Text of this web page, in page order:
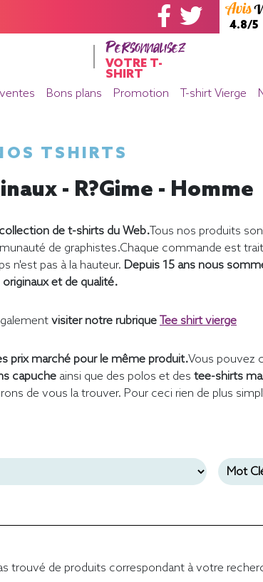
4.8/5
Personnalisez
VOTRE T-
SHIRT
Bons plans Promotion T-shirt Vierge
TSHIRTS
- R?gime - Homme
de t-shirts du Web.Tous nos produits
de graphistes.Chaque commande est
n'est pas à la hauteur. Depuis 15 ans nous
originaux et de qualité.
visiter notre rubrique Tee shirt vierge
prix marché pour le même produit.Vous pouvez
capuche ainsi que des polos et des tee-shirts
de vous la trouver. Pour ceci rien de plus
trouvé de produits correspondant à votre